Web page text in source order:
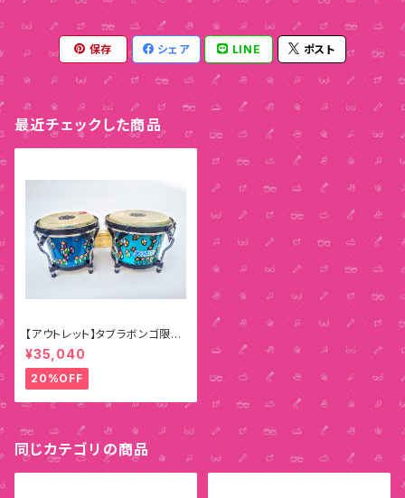
保存 シェア LINE ポスト
最近チェックした商品
【アウトレット】タブラボンゴ限定
ペインティングモデル E
¥35,040
20%OFF
同じカテゴリの商品